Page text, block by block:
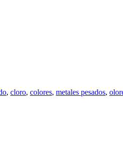
, cloro, colores, metales pesados,